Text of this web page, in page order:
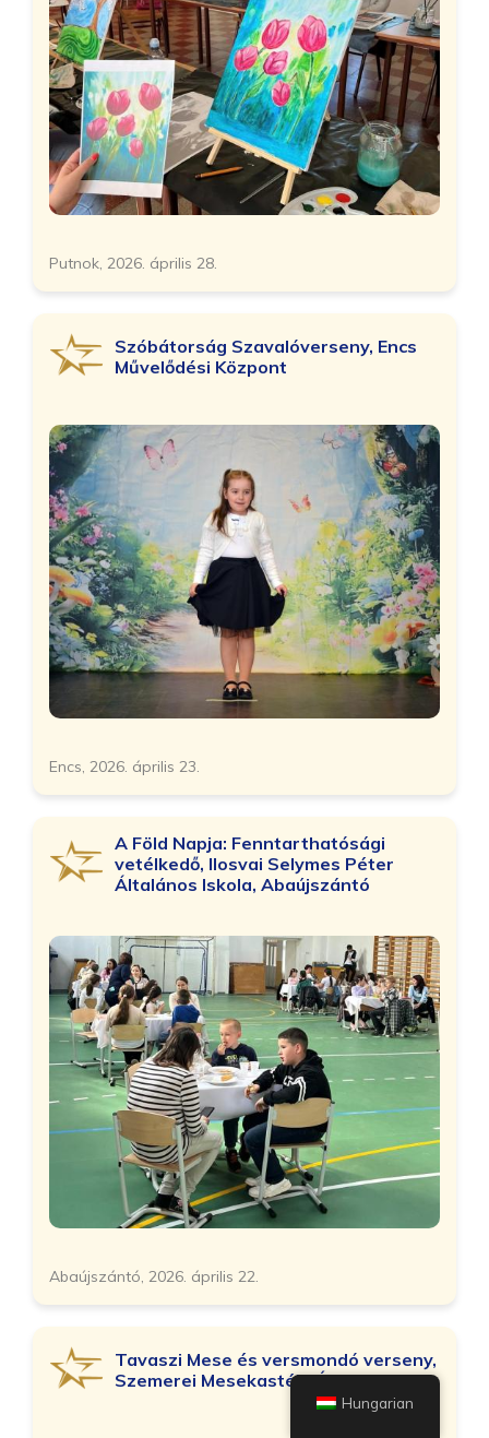
Putnok, 2026. április 28.
Szóbátorság Szavalóverseny, Encs
Művelődési Központ
Encs, 2026. április 23.
A Föld Napja: Fenntarthatósági
vetélkedő, Ilosvai Selymes Péter
Általános Iskola, Abaújszántó
Abaújszántó, 2026. április 22.
Tavaszi Mese és versmondó verseny,
Szemerei Mesekastély Óvoda
Hungarian